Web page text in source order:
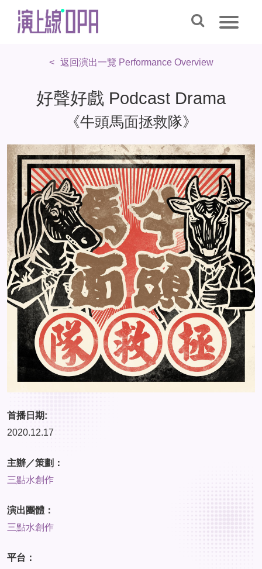
返回演出一覽 Performance Overview
好聲好戲 Podcast Drama
《牛頭馬面拯救隊》
首播日期:
2020.12.17
主辦／策劃：
三點水創作
演出團體：
三點水創作
平台：